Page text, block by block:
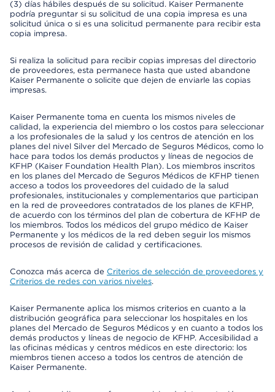
(3) días hábiles después de su solicitud. Kaiser Permanente
podría preguntar si su solicitud de una copia impresa es una
solicitud única o si es una solicitud permanente para recibir esta
copia impresa.
Si realiza la solicitud para recibir copias impresas del directorio
de proveedores, esta permanece hasta que usted abandone
Kaiser Permanente o solicite que dejen de enviarle las copias
impresas.
Kaiser Permanente toma en cuenta los mismos niveles de
calidad, la experiencia del miembro o los costos para seleccionar
a los profesionales de la salud y los centros de atención en los
planes del nivel Silver del Mercado de Seguros Médicos, como lo
hace para todos los demás productos y líneas de negocios de
KFHP (Kaiser Foundation Health Plan). Los miembros inscritos
en los planes del Mercado de Seguros Médicos de KFHP tienen
acceso a todos los proveedores del cuidado de la salud
profesionales, institucionales y complementarios que participan
en la red de proveedores contratados de los planes de KFHP,
de acuerdo con los términos del plan de cobertura de KFHP de
los miembros. Todos los médicos del grupo médico de Kaiser
Permanente y los médicos de la red deben seguir los mismos
procesos de revisión de calidad y certificaciones.
Conozca más acerca de Criterios de selección de proveedores y
Criterios de redes con varios niveles.
Kaiser Permanente aplica los mismos criterios en cuanto a la
distribución geográfica para seleccionar los hospitales en los
planes del Mercado de Seguros Médicos y en cuanto a todos los
demás productos y líneas de negocio de KFHP. Accesibilidad a
las oficinas médicas y centros médicos en este directorio: los
miembros tienen acceso a todos los centros de atención de
Kaiser Permanente.